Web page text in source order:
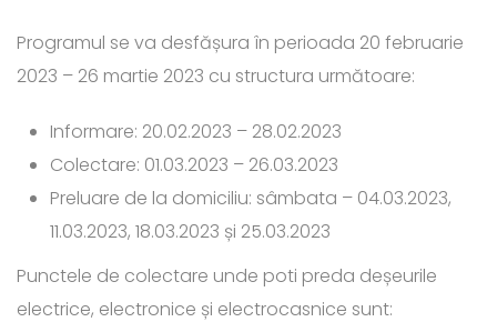
Programul se va desfășura în perioada 20 februarie
2023 – 26 martie 2023 cu structura următoare:
Informare: 20.02.2023 – 28.02.2023
Colectare: 01.03.2023 – 26.03.2023
Preluare de la domiciliu: sâmbata – 04.03.2023,
11.03.2023, 18.03.2023 și 25.03.2023
Punctele de colectare unde poti preda deșeurile
electrice, electronice și electrocasnice sunt: